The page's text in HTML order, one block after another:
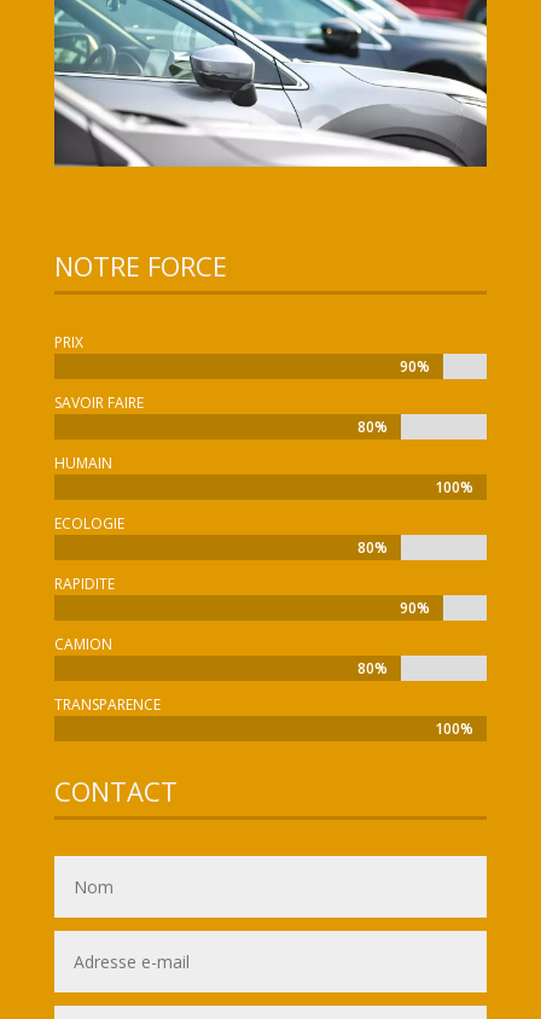
NOTRE FORCE
PRIX
90%
90%
SAVOIR FAIRE
80%
80%
HUMAIN
100%
100%
ECOLOGIE
80%
80%
RAPIDITE
90%
90%
CAMION
80%
80%
TRANSPARENCE
100%
100%
CONTACT